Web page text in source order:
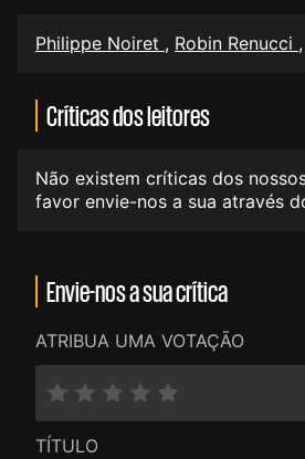
Philippe Noiret , Robin Renucci ,
Críticas dos leitores
Não existem críticas dos
favor envie-nos a sua através
Envie-nos a sua crítica
ATRIBUA UMA VOTAÇÃO
TÍTULO